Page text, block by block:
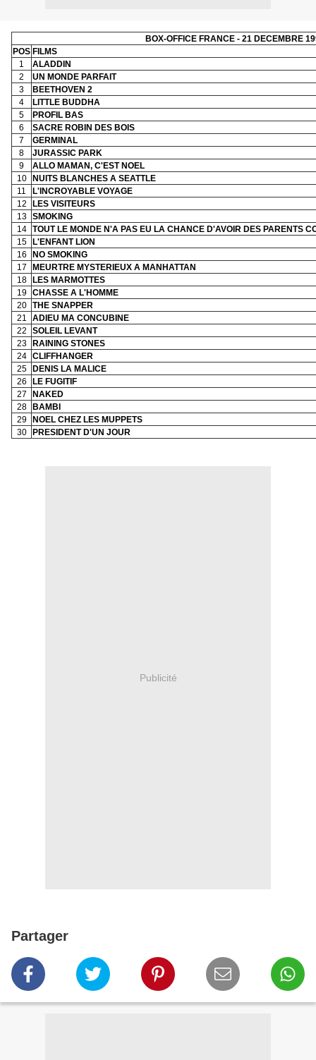
BOX-OFFICE FRANCE - 21 DECEMBRE
POS FILMS
1
ALADDIN
2
UN MONDE PARFAIT
3
BEETHOVEN 2
4
LITTLE BUDDHA
5
PROFIL BAS
6
SACRE ROBIN DES BOIS
7
GERMINAL
8
JURASSIC PARK
9
ALLO MAMAN, C'EST NOEL
10
NUITS BLANCHES A SEATTLE
11
L'INCROYABLE VOYAGE
12
LES VISITEURS
13
SMOKING
14
TOUT LE MONDE N'A PAS EU LA CHANCE D'AVOIR DES PARENTS
15
L'ENFANT LION
16
NO SMOKING
17
MEURTRE MYSTERIEUX A MANHATTAN
18
LES MARMOTTES
19
CHASSE A L'HOMME
20
THE SNAPPER
21
ADIEU MA CONCUBINE
22
SOLEIL LEVANT
23
RAINING STONES
24
CLIFFHANGER
25
DENIS LA MALICE
26
LE FUGITIF
27
NAKED
28
BAMBI
29
NOEL CHEZ LES MUPPETS
30
PRESIDENT D'UN JOUR
Publicité
Partager